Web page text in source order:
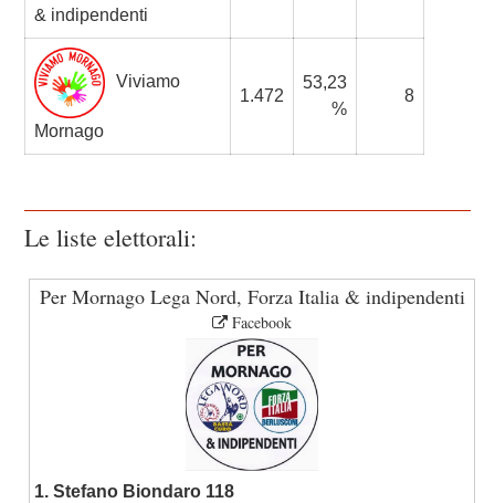
& indipendenti
Viviamo
Mornago
1.472
53,23
%
8
Le liste elettorali:
Per Mornago Lega Nord, Forza Italia & indipendenti
Facebook
1. Stefano Biondaro 118